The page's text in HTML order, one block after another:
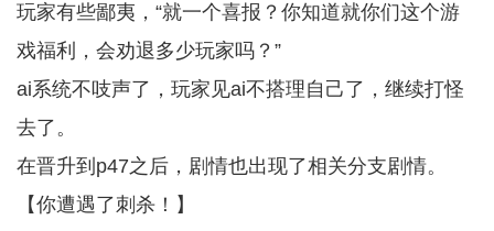
玩家有些鄙夷，“就一个喜报？你知道就你们这个游
戏福利，会劝退多少玩家吗？”
ai系统不吱声了，玩家见ai不搭理自己了，继续打怪
去了。
在晋升到p47之后，剧情也出现了相关分支剧情。
【你遭遇了刺杀！】